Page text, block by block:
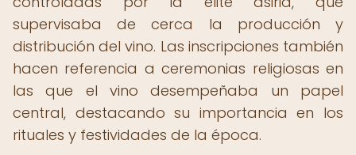
supervisaba de cerca la producción y
distribución del vino. Las inscripciones también
hacen referencia a ceremonias religiosas en
las que el vino desempeñaba un papel
central, destacando su importancia en los
rituales y festividades de la época.